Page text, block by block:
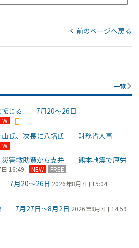
前のページへ戻る
一覧
転じる 7月20～26日
山氏、次長に八幡氏 財務省人事
災害救助費から支弁 熊本地震で厚労
16:49 NEW FREE
7月20～26日 2026年8月7日 15:04
7月27日～8月2日 2026年8月7日 14:59